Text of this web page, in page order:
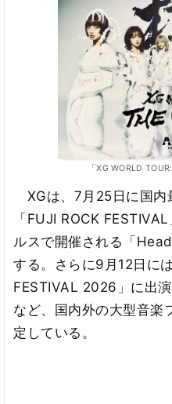
「XG WORLD
XGは、7月25日に国内
「FUJI ROCK
ルスで開催される「
する。さらに9月12日に
FESTIVAL 2026」に出
など、国内外の大型音楽
定している。